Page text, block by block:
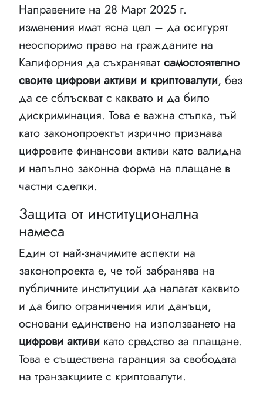
Направените на 28 Март 2025 г.
изменения имат ясна цел – да осигурят
неоспоримо право на гражданите на
Калифорния да съхраняват самостоятелно
своите цифрови активи и криптовалути, без
да се сблъскват с каквато и да било
дискриминация. Това е важна стъпка, тъй
като законопроектът изрично признава
цифровите финансови активи като валидна
и напълно законна форма на плащане в
частни сделки.
Защита от институционална
намеса
Един от най-значимите аспекти на
законопроекта е, че той забранява на
публичните институции да налагат каквито
и да било ограничения или данъци,
основани единствено на използването на
цифрови активи като средство за плащане.
Това е съществена гаранция за свободата
на транзакциите с криптовалути.